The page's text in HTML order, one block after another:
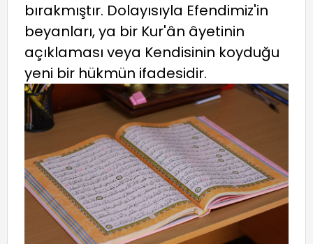
bırakmıştır. Dolayısıyla Efendimiz'in
beyanları, ya bir Kur'ân âyetinin
açıklaması veya Kendisinin koyduğu
yeni bir hükmün ifadesidir.